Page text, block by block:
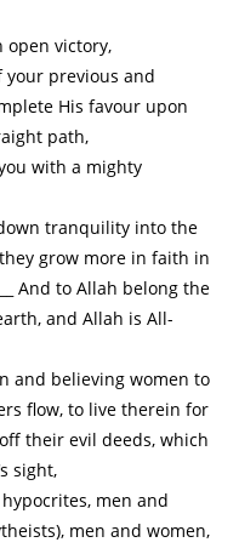
open victory,
your previous and
His favour upon
path,
with a mighty
tranquility into the
grow more in faith in
And to Allah belong the
and Allah is All-
and believing women to
flow, to live therein for
their evil deeds, which
sight,
men and
men and women,